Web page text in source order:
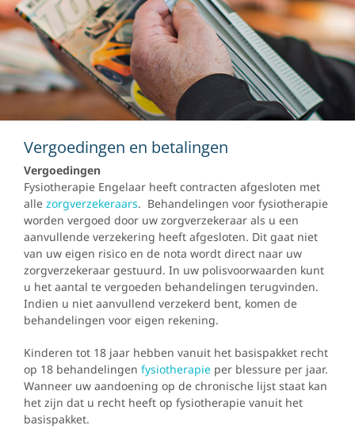
Vergoedingen en betalingen
Vergoedingen
Fysiotherapie Engelaar heeft contracten afgesloten met
alle zorgverzekeraars. Behandelingen voor fysiotherapie
worden vergoed door uw zorgverzekeraar als u een
aanvullende verzekering heeft afgesloten. Dit gaat niet
van uw eigen risico en de nota wordt direct naar uw
zorgverzekeraar gestuurd. In uw polisvoorwaarden kunt
u het aantal te vergoeden behandelingen terugvinden.
Indien u niet aanvullend verzekerd bent, komen de
behandelingen voor eigen rekening.
Kinderen tot 18 jaar hebben vanuit het basispakket recht
op 18 behandelingen fysiotherapie per blessure per jaar.
Wanneer uw aandoening op de chronische lijst staat kan
het zijn dat u recht heeft op fysiotherapie vanuit het
basispakket.